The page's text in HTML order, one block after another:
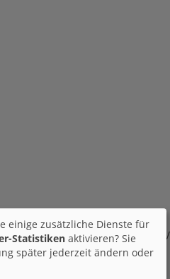
Frankreich 2024 Verleih:
einige zusätzliche Dienste für
Statistiken aktivieren? Sie
später jederzeit ändern oder